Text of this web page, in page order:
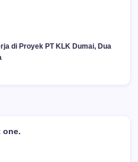
di Proyek PT KLK Dumai, Dua
one.